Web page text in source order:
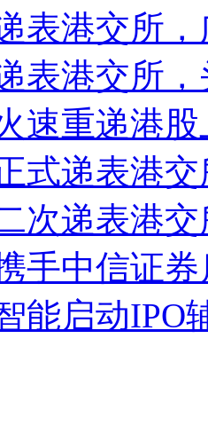
表港交所
表港交所
速重递港
式递表港
次递表港
手中信证
能启动IPO